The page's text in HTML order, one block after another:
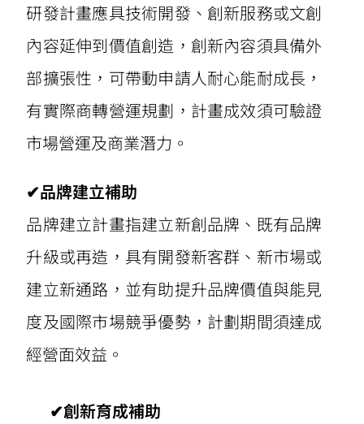
研發計畫應具技術開發、創新服務或文創
內容延伸到價值創造，創新內容須具備外
部擴張性，可帶動申請人耐心能耐成長，
有實際商轉營運規劃，計畫成效須可驗證
市場營運及商業潛力。
✔品牌建立補助
品牌建立計畫指建立新創品牌、既有品牌
升級或再造，具有開發新客群、新市場或
建立新通路，並有助提升品牌價值與能見
度及國際市場競爭優勢，計劃期間須達成
經營面效益。
✔創新育成補助